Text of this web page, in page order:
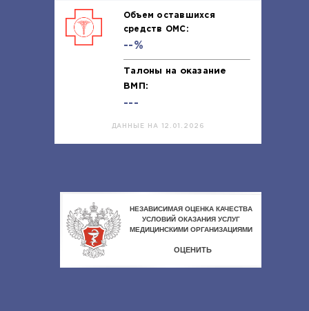
Объем оставшихся
средств ОМС:
--%
Талоны на оказание
ВМП:
---
ДАННЫЕ НА 12.01.2026